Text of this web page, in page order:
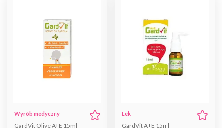
Wyrób medyczny
GardVit Olive A+E 15ml
Lek
GardVit A+E 15ml